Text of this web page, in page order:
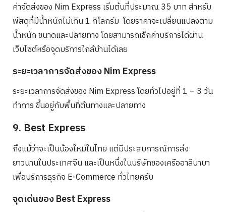
ค่าจัดส่งของ Nim Express เริ่มต้นที่ประมาณ 35 บาท สำหรับ
พัสดุที่มีน้ำหนักไม่เกิน 1 กิโลกรัม โดยราคาจะเปลี่ยนแปลงตาม
น้ำหนัก ขนาดและปลายทาง โดยสามารถเช็กค่าบริการได้ผ่าน
เว็บไซต์หรือจุดบริการใกล้บ้านได้เลย
ระยะเวลาการจัดส่งของ Nim Express
ระยะเวลาการจัดส่งของ Nim Express โดยทั่วไปอยู่ที่ 1 – 3 วัน
ทำการ ขึ้นอยู่กับพื้นที่ต้นทางและปลายทาง
9. Best Express
ถึงแม้ว่าจะเป็นน้องใหม่ในไทย แต่มีประสบการณ์การส่ง
ยาวนานในประเทศจีน และเป็นหนึ่งในบริษัทของเครืออาลีบาบา
เพื่อบริการธุรกิจ E-Commerce ทั่วไทยครับ
จุดเด่นของ Best Express